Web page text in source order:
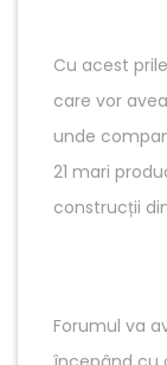
Cu acest
care vor
unde
21 mari
construcții
Forumul va